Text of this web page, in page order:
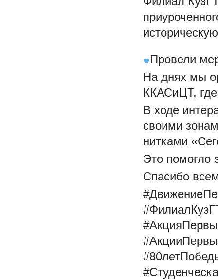
Провели
На днях мы
ККАСиЦТ, где
В ходе
своими
нитками
Это помогло
Спасибо